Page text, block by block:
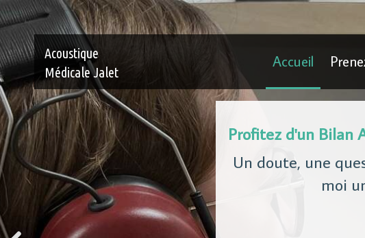
Accueil
Acoustique
Médicale Jalet
Profitez d'un Bilan
Un doute, une
moi